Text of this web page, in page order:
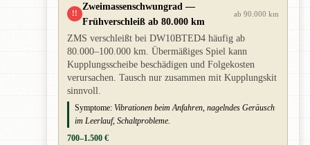
!!
Zweimassenschwungrad —
Frühverschleiß ab 80.000 km
ab 90.000 km
ZMS verschleißt bei DW10BTED4 häufig ab
80.000–100.000 km. Übermäßiges Spiel kann
Kupplungsscheibe beschädigen und Folgekosten
verursachen. Tausch nur zusammen mit Kupplungskit
sinnvoll.
Symptome: Vibrationen beim Anfahren, nagelndes Geräusch
im Leerlauf, Schaltprobleme.
700–1.500 €